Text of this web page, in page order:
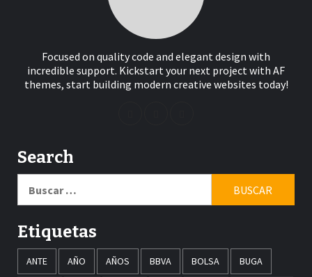
Focused on quality code and elegant design with
incredible support. Kickstart your next project with AF
themes, start building modern creative websites today!
Search
Etiquetas
ANTE AÑO AÑOS BBVA BOLSA BUGA